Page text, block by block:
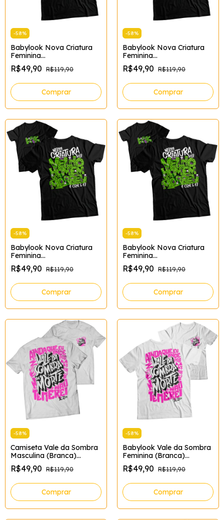
-58%
Babylook Nova Criatura
Feminina
Tamanho:P;Cor:Preto
R$49,90 R$119,90
Comprar
-58%
Babylook Nova Criatura
Feminina
Tamanho:M;Cor:Preto
R$49,90 R$119,90
Comprar
-58%
Babylook Nova Criatura
Feminina
Tamanho:GG;Cor:Preto
R$49,90 R$119,90
Comprar
-58%
Babylook Nova Criatura
Feminina
Tamanho:G;Cor:Preto
R$49,90 R$119,90
Comprar
-58%
Camiseta Vale da Sombra
Masculina (Branca)
Tamanho:EGG;Cor:Branco
R$49,90 R$119,90
Comprar
-58%
Babylook Vale da Sombra
Feminina (Branca)
Tamanho:XG;Cor:Branco
R$49,90 R$119,90
Comprar